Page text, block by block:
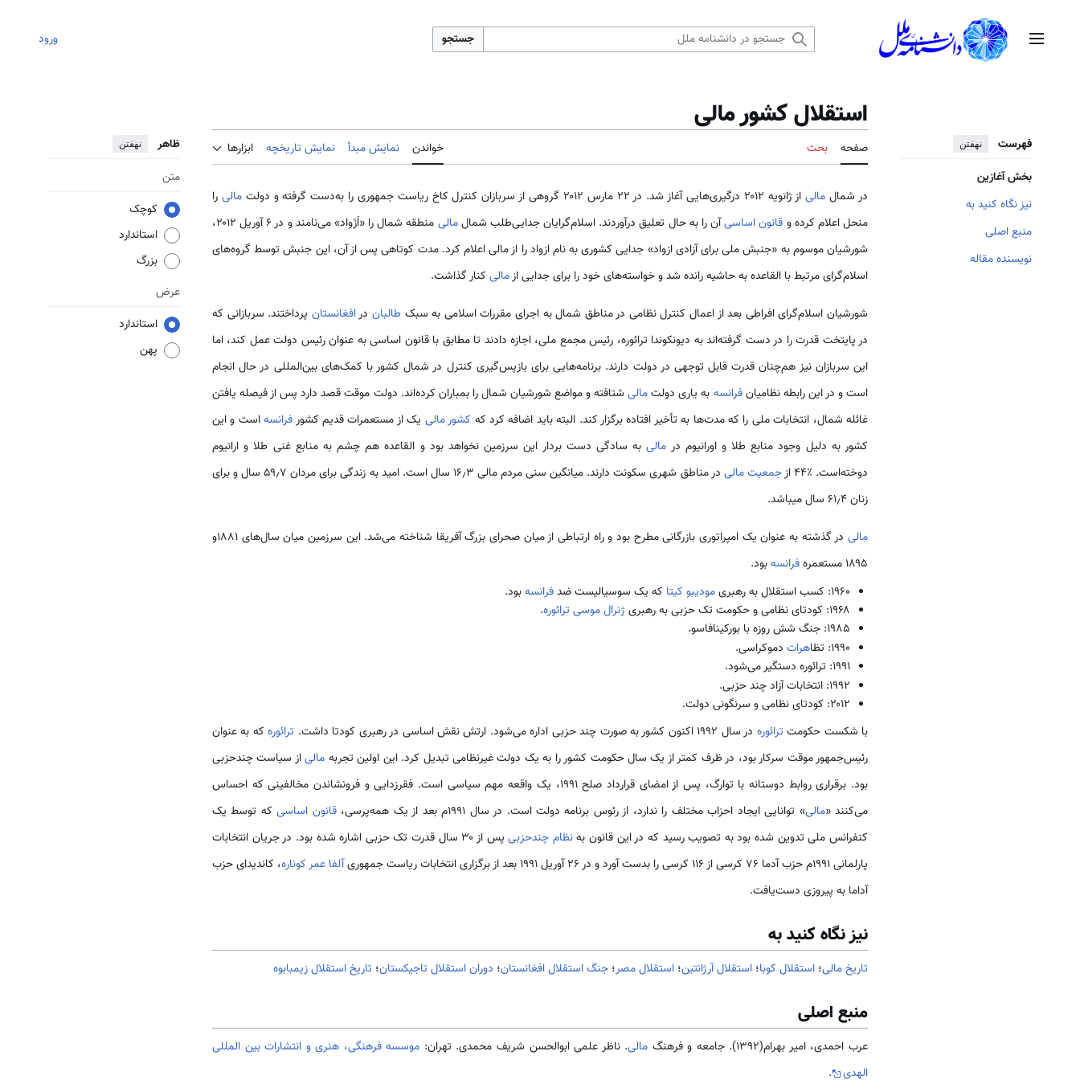
منوی اصلی جستجو ورود
فهرست نهفتن
بخش آغازین
نیز نگاه کنید به
منبع اصلی
نویسنده مقاله
استقلال کشور مالی
صفحه بحث خواندن نمایش مبدأ نمایش تاریخچه ابزارها ظاهر نهفتن
متن
کوچک
استاندارد
بزرگ
عرض
استاندارد
پهن
در شمال مالیاز ژانویه ۲۰۱۲ درگیری‌هایی آغاز شد. در ۲۲ مارس ۲۰۱۲ گروهی از سربازان کنترل کاخ ریاست جمهوری را به‌دست گرفته و دولت مالی را
منحل اعلام کرده و قانون اساسیآن را به حال تعلیق درآوردند. اسلام‌گرایان جدایی‌طلب شمالمالی
منطقه شمال را «اَزَواد» می‌نامند و در ۶ آوریل ۲۰۱۲،
شورشیان موسوم به «جنبش ملی برای آزادی ازواد» جدایی کشوری به نام ازواد را از مالی اعلام کرد. مدت کوتاهی پس از آن، این جنبش توسط گروه‌های
اسلام‌گرای مرتبط با القاعده به حاشیه رانده شد و خواسته‌های خود را برای جدایی ازمالی کنار گذاشت.
شورشیان اسلام‌گرای افراطی بعد از اعمال کنترل نظامی در مناطق شمال به اجرای مقررات اسلامی به سبکطالبان درافغانستان پرداختند. سربازانی که
در پایتخت قدرت را در دست گرفته‌اند به دیونکوندا ترائوره، رئیس مجمع ملی، اجازه دادند تا مطابق با قانون اساسی به عنوان رئیس دولت عمل کند، اما
این سربازان نیز هم‌چنان قدرت قابل توجهی در دولت دارند. برنامه‌هایی برای بازپس‌گیری کنترل در شمال کشور با کمک‌های بین‌المللی در حال انجام
است و در این رابطه نظامیانفرانسه به یاری دولتمالیشتافته و مواضع شورشیان شمال را بمباران کرده‌اند. دولت موقت قصد دارد پس از فیصله یافتن
غائله شمال، انتخابات ملی را که مدت‌ها به تأخیر افتاده برگزار کند. البته باید اضافه کرد که کشور مالی یک از مستعمرات قدیم کشورفرانسهاست و این
کشور به دلیل وجود منابع طلا و اورانیوم در مالیبه سادگی دست بردار این سرزمین نخواهد بود و القاعده هم چشم به منابع غنی طلا و ارانیوم
دوخته‌است. ٪۴۴ از
جمعیت مالی
در مناطق شهری سکونت دارند. میانگین سنی مردم مالی ۱۶٫۳ سال است. امید به زندگی برای مردان ۵۹٫۷ سال و برای
زنان ۶۱٫۴ سال میباشد.
مالی
در گذشته به عنوان یک امپراتوری بازرگانی مطرح بود و راه ارتباطی از میان صحرای بزرگ آفریقا شناخته می‌شد. این سرزمین میان سال‌های ۱۸۸۱و
۱۸۹۵ مستعمره
فرانسهبود.
۱۹۶۰: کسب استقلال به رهبری
مودیبو کیتا که یک سوسیالیست ضدفرانسهبود.
۱۹۶۸: کودتای نظامی و حکومت تک حزبی به رهبری
ژنرال موسی ترائوره.
۱۹۸۵: جنگ شش روزه با بورکینافاسو.
۱۹۹۰: تظا
هرات دموکراسی.
۱۹۹۱: ترائوره دستگیر می‌شود.
۱۹۹۲: انتخابات آزاد چند حزبی.
۲۰۱۲: کودتای نظامی و سرنگونی دولت.
با شکست حکومت ترائوره در سال ۱۹۹۲ اکنون کشور به صورت چند حزبی اداره می‌شود. ارتش نقش اساسی در رهبری کودتا داشت. ترائورهکه به عنوان
رئیس‌جمهور موقت سرکار بود، در ظرف کمتر از یک سال حکومت کشور را به یک دولت غیرنظامی تبدیل کرد. این اولین تجربه مالیاز سیاست چندحزبی
بود. برقراری روابط دوستانه با توارگ، پس از امضای قرارداد صلح ۱۹۹۱، یک واقعه مهم سیاسی است. فقرزدایی و فرونشاندن مخالفینی که احساس
می‌کنند «مالی» توانایی ایجاد احزاب مختلف را ندارد، از رئوس برنامه دولت است. در سال ۱۹۹۱م بعد از یک همه‌پرسی، قانون اساسیکه توسط یک
کنفرانس ملی تدوین شده بود به تصویب رسید که در این قانون بهنظام چندحزبی
پس از ۳۰ سال قدرت تک حزبی اشاره شده بود. در جریان انتخابات
پارلمانی ۱۹۹۱م حزب آدما ۷۶ کرسی از ۱۱۶ کرسی را بدست آورد و در ۲۶ آوریل ۱۹۹۱ بعد از برگزاری انتخابات ریاست جمهوری
آلفا عمر کوناره، کاندیدای حزب
آداما به پیروزی دست‌یافت.
نیز نگاه کنید به
تاریخ مالی؛ استقلال کوبا؛ استقلال آرژانتین؛ استقلال مصر؛ جنگ استقلال افغانستان؛ دوران استقلال تاجیکستان؛ تاریخ استقلال زیمبابوه
منبع اصلی
عرب احمدی، امیر بهرام(1392). جامعه و فرهنگ مالی. ناظر علمی ابوالحسن شریف محمدی. تهران: موسسه فرهنگی، هنری و انتشارات بین المللی
الهدی
.